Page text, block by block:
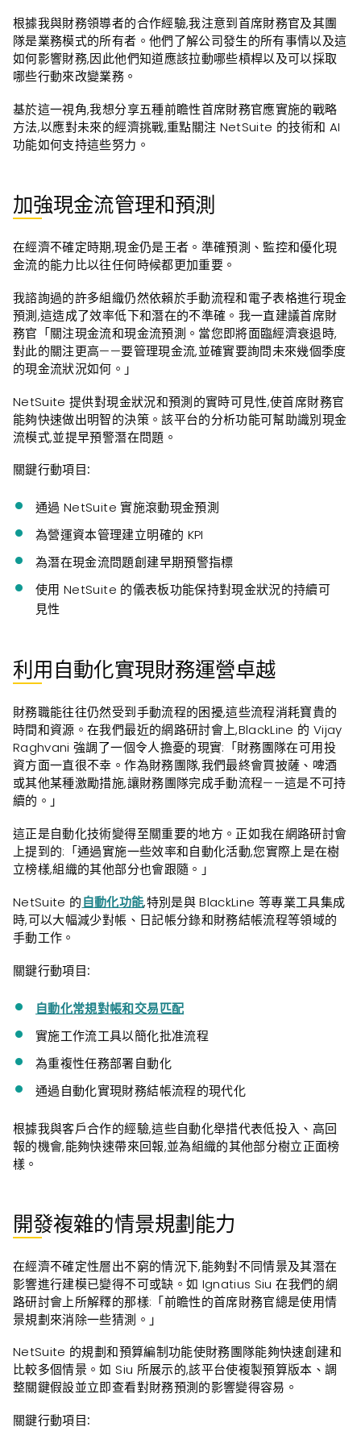
根據我與財務領導者的合作經驗,我注意到首席財務官及其團
隊是業務模式的所有者。他們了解公司發生的所有事情以及這
如何影響財務,因此他們知道應該拉動哪些槓桿以及可以採取
哪些行動來改變業務。
基於這一視角,我想分享五種前瞻性首席財務官應實施的戰略
方法,以應對未來的經濟挑戰,重點關注 NetSuite 的技術和 AI
功能如何支持這些努力。
加強現金流管理和預測
在經濟不確定時期,現金仍是王者。準確預測、監控和優化現
金流的能力比以往任何時候都更加重要。
我諮詢過的許多組織仍然依賴於手動流程和電子表格進行現金
預測,這造成了效率低下和潛在的不準確。我一直建議首席財
務官「關注現金流和現金流預測。當您即將面臨經濟衰退時,
對此的關注更高——要管理現金流,並確實要詢問未來幾個季度
的現金流狀況如何。」
NetSuite 提供對現金狀況和預測的實時可見性,使首席財務官
能夠快速做出明智的決策。該平台的分析功能可幫助識別現金
流模式,並提早預警潛在問題。
關鍵行動項目:
通過 NetSuite 實施滾動現金預測
為營運資本管理建立明確的 KPI
為潛在現金流問題創建早期預警指標
使用 NetSuite 的儀表板功能保持對現金狀況的持續可
見性
利用自動化實現財務運營卓越
財務職能往往仍然受到手動流程的困擾,這些流程消耗寶貴的
時間和資源。在我們最近的網路研討會上,BlackLine 的 Vijay
Raghvani 強調了一個令人擔憂的現實:「財務團隊在可用投
資方面一直很不幸。作為財務團隊,我們最終會買披薩、啤酒
或其他某種激勵措施,讓財務團隊完成手動流程——這是不可持
續的。」
這正是自動化技術變得至關重要的地方。正如我在網路研討會
上提到的:「通過實施一些效率和自動化活動,您實際上是在樹
立榜樣,組織的其他部分也會跟隨。」
NetSuite 的自動化功能,特別是與 BlackLine 等專業工具集成
時,可以大幅減少對帳、日記帳分錄和財務結帳流程等領域的
手動工作。
關鍵行動項目:
自動化常規對帳和交易匹配
實施工作流工具以簡化批准流程
為重複性任務部署自動化
通過自動化實現財務結帳流程的現代化
根據我與客戶合作的經驗,這些自動化舉措代表低投入、高回
報的機會,能夠快速帶來回報,並為組織的其他部分樹立正面榜
樣。
開發複雜的情景規劃能力
在經濟不確定性層出不窮的情況下,能夠對不同情景及其潛在
影響進行建模已變得不可或缺。如 Ignatius Siu 在我們的網
路研討會上所解釋的那樣:「前瞻性的首席財務官總是使用情
景規劃來消除一些猜測。」
NetSuite 的規劃和預算編制功能使財務團隊能夠快速創建和
比較多個情景。如 Siu 所展示的,該平台使複製預算版本、調
整關鍵假設並立即查看對財務預測的影響變得容易。
關鍵行動項目: